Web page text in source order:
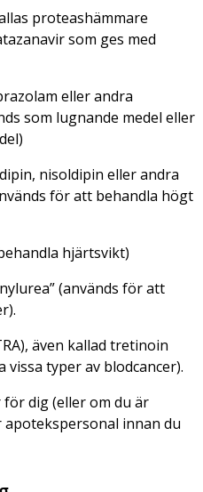
proteashämmare
som ges med
eller andra
som lugnande medel eller
nisoldipin eller andra
för att behandla högt
hjärtsvikt)
(används för att
även kallad tretinoin
typer av blodcancer).
dig (eller om du är
innan du